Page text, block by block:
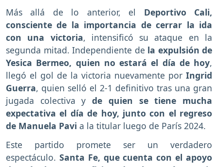
Más allá de lo anterior, el Deportivo Cali,
consciente de la importancia de cerrar la ida
con una victoria, intensificó su ataque en la
segunda mitad. Independiente de la expulsión de
Yesica Bermeo, quien no estará el día de hoy,
llegó el gol de la victoria nuevamente por Ingrid
Guerra, quien selló el 2-1 definitivo tras una gran
jugada colectiva yde quien se tiene mucha
expectativa el día de hoy, junto con el regreso
de Manuela Pavi a la titular luego de París 2024.
Este partido promete ser un verdadero
espectáculo. Santa Fe, que cuenta con el apoyo